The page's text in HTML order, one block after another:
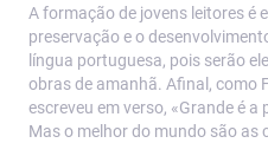
A formação de jovens leitores é
preservação e o
língua portuguesa, pois serão
obras de amanhã. Afinal, como
escreveu em verso, «Grande é
Mas o melhor do mundo são as